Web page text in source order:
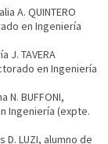
A. QUINTERO
en Ingeniería
J. TAVERA
en Ingeniería
N. BUFFONI,
Ingeniería (expte.
LUZI, alumno de